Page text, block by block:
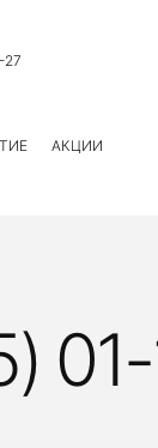
27
АКЦИИ